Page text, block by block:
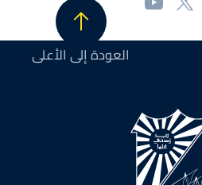
العودة إلى الأعلى